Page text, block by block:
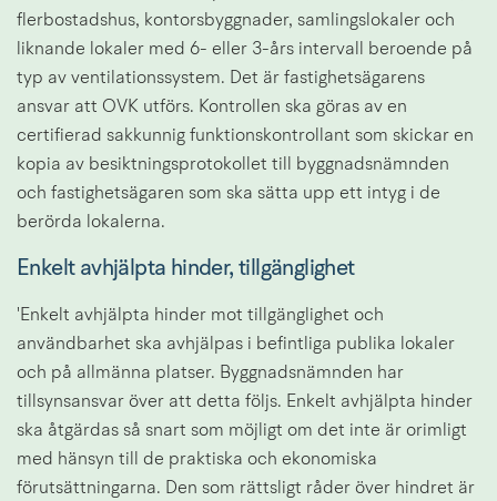
flerbostadshus, kontorsbyggnader, samlingslokaler och
liknande lokaler med 6- eller 3-års intervall beroende på
typ av ventilationssystem. Det är fastighetsägarens
ansvar att OVK utförs. Kontrollen ska göras av en
certifierad sakkunnig funktionskontrollant som skickar en
kopia av besiktningsprotokollet till byggnadsnämnden
och fastighetsägaren som ska sätta upp ett intyg i de
berörda lokalerna.
Enkelt avhjälpta hinder, tillgänglighet
'Enkelt avhjälpta hinder mot tillgänglighet och
användbarhet ska avhjälpas i befintliga publika lokaler
och på allmänna platser. Byggnadsnämnden har
tillsynsansvar över att detta följs. Enkelt avhjälpta hinder
ska åtgärdas så snart som möjligt om det inte är orimligt
med hänsyn till de praktiska och ekonomiska
förutsättningarna. Den som rättsligt råder över hindret är